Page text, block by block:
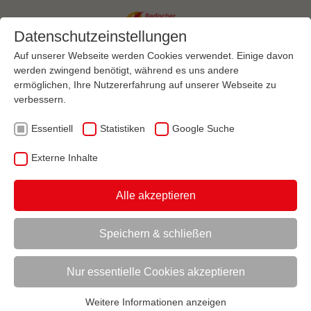
Menü
VEREINSMANAGEMENT MARKETING
SPONSORING
Vorlesen
Informationen zum Readspeaker öffnen
Vereinssponsoring: Der Sportverein als
Datenschutzeinstellungen
Auf unserer Webseite werden Cookies verwendet. Einige davon
werden zwingend benötigt, während es uns andere
ermöglichen, Ihre Nutzererfahrung auf unserer Webseite zu
verbessern.
Essentiell Statistiken Google Suche
Externe Inhalte
Alle akzeptieren
Speichern & schließen
Nur essentielle Cookies akzeptieren
Weitere Informationen anzeigen